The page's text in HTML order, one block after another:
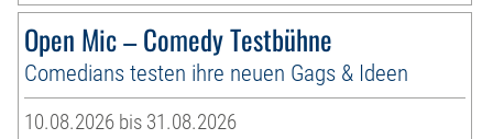
Open Mic – Comedy Testbühne
Comedians testen ihre neuen Gags & Ideen
10.08.2026 bis 31.08.2026